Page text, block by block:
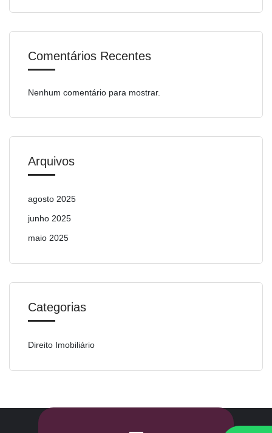
Comentários Recentes
Nenhum comentário para mostrar.
Arquivos
agosto 2025
junho 2025
maio 2025
Categorias
Direito Imobiliário